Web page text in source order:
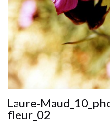
Laure-
fleur_02